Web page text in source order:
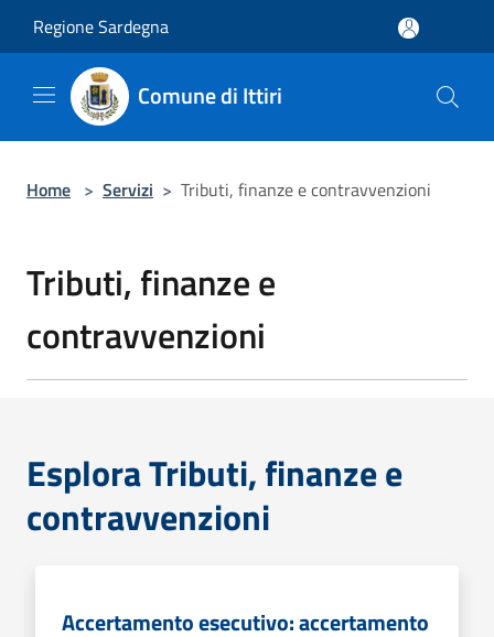
Regione Sardegna
Comune di Ittiri
Home > Servizi > Tributi, finanze e contravvenzioni
Tributi, finanze e
contravvenzioni
Esplora Tributi, finanze e
contravvenzioni
Accertamento esecutivo: accertamento